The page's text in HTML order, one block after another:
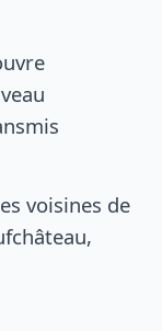
voisines de